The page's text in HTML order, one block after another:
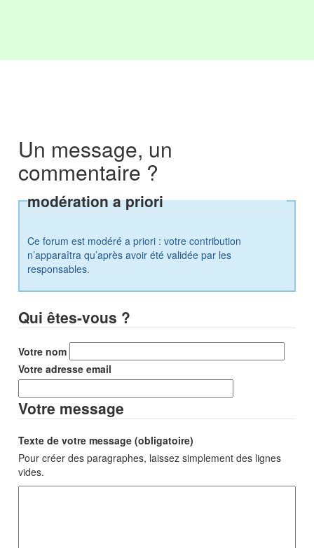
Un message, un
commentaire ?
modération a priori
Ce forum est modéré a priori : votre contribution
n’apparaîtra qu’après avoir été validée par les
responsables.
Qui êtes-vous ?
Votre nom
Votre adresse email
Votre message
Texte de votre message (obligatoire)
Pour créer des paragraphes, laissez simplement des lignes
vides.